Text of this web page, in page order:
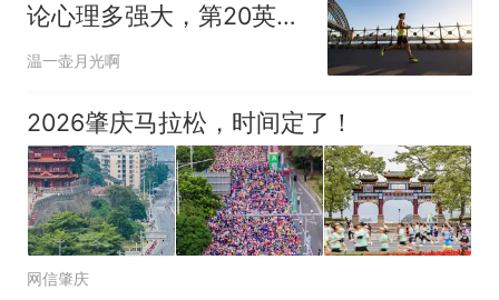
论心理多强大，第20英里
总会找到你
温一壶月光啊
2026肇庆马拉松，时间定了！
网信肇庆